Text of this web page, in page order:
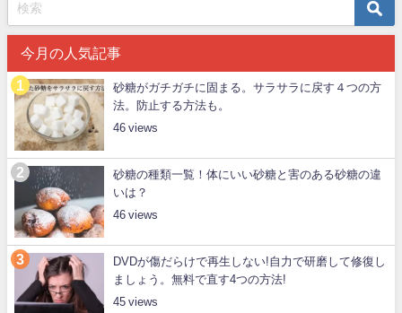
今月の人気記事
砂糖がガチガチに固まる。サラサラに戻す４つの方
法。防止する方法も。
46
砂糖の種類一覧！体にいい砂糖と害のある砂糖の違
いは？
46
DVDが傷だらけで再生しない!自力で研磨して修復し
ましょう。無料で直す4つの方法!
45